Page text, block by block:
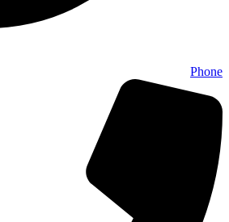
Phone